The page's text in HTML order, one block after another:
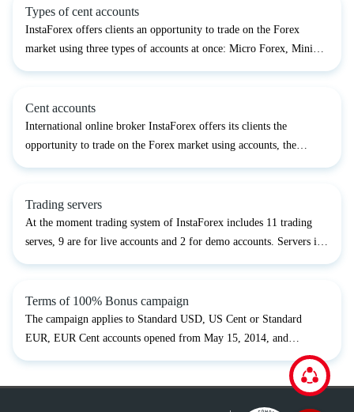
Types of cent accounts
InstaForex offers clients an opportunity to trade on the Forex
market using three types of accounts at once: Micro Forex, Mini
Cent accounts
International online broker InstaForex offers its clients the
opportunity to trade on the Forex market using accounts, the
Trading servers
At the moment trading system of InstaForex includes 11 trading
serves, 9 are for live accounts and 2 for demo accounts. Servers in
Terms of 100% Bonus campaign
The campaign applies to Standard USD, US Cent or Standard
EUR, EUR Cent accounts opened from May 15, 2014, and